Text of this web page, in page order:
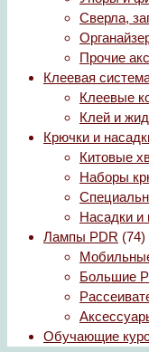
Сверла,
Прочие
Клеевая
Клеевые
Клей и
Крючки и
Китовые
Наборы
Насадки и
Лампы PDR (74)
Большие
Обучающие